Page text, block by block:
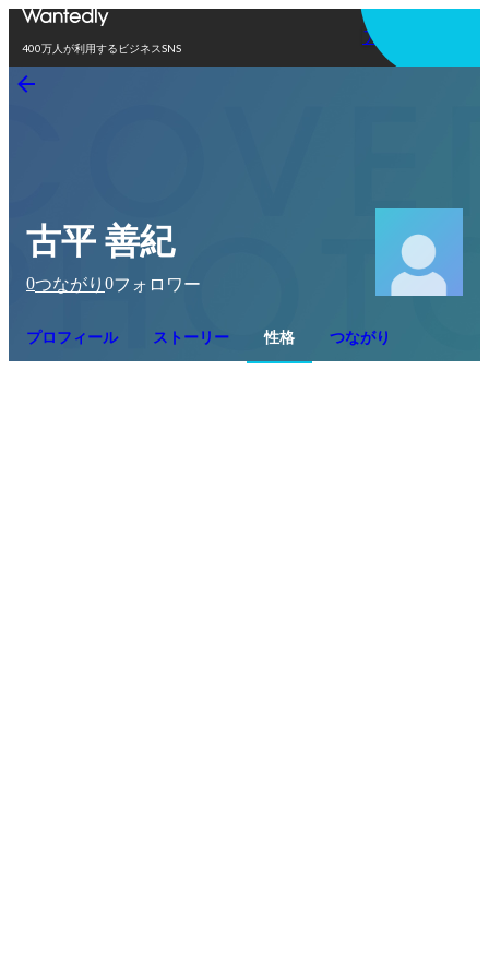
400万人が利用するビジネスSNS
アプリを使う
古平 善紀
0つながり 0フォロワー
プロフィール ストーリー 性格 つながり